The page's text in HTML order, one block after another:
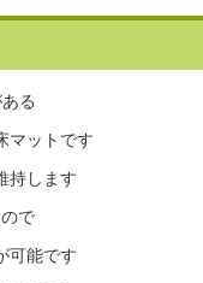
る
マットです
持します
で
可能です